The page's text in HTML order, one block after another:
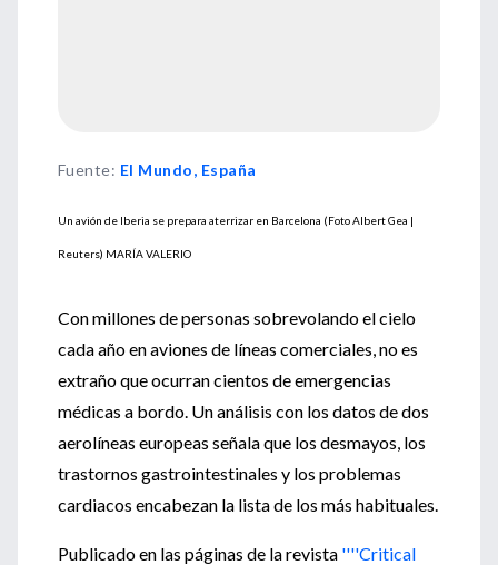
Fuente: El Mundo, España
Un avión de Iberia se prepara aterrizar en Barcelona (Foto Albert Gea |
Reuters) MARÍA VALERIO
Con millones de personas sobrevolando el cielo
cada año en aviones de líneas comerciales, no es
extraño que ocurran cientos de emergencias
médicas a bordo. Un análisis con los datos de dos
aerolíneas europeas señala que los desmayos, los
trastornos gastrointestinales y los problemas
cardiacos encabezan la lista de los más habituales.
Publicado en las páginas de la revista ''''Critical